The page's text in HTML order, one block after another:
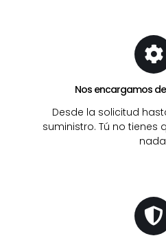
Nos encargamos
Desde la solicitud
suministro. Tú no